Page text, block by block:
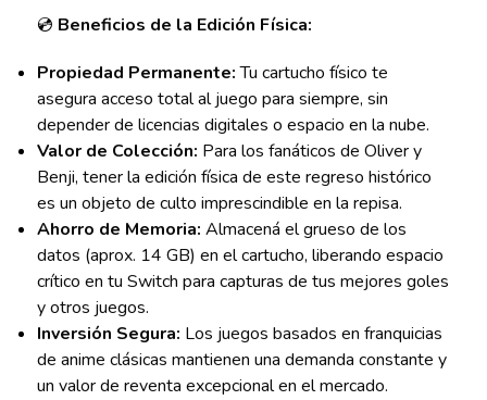
💿 Beneficios de la Edición Física:
Propiedad Permanente:Tu cartucho físico te
asegura acceso total al juego para siempre, sin
depender de licencias digitales o espacio en la nube.
Valor de Colección: Para los fanáticos de Oliver y
Benji, tener la edición física de este regreso histórico
es un objeto de culto imprescindible en la repisa.
Ahorro de Memoria: Almacená el grueso de los
datos (aprox. 14 GB) en el cartucho, liberando espacio
crítico en tu Switch para capturas de tus mejores goles
y otros juegos.
Inversión Segura: Los juegos basados en franquicias
de anime clásicas mantienen una demanda constante y
un valor de reventa excepcional en el mercado.